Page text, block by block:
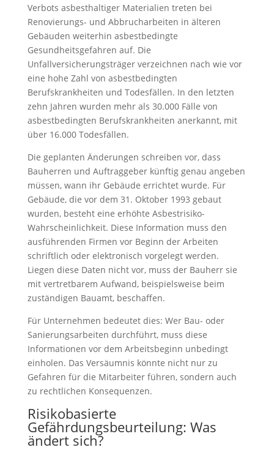
Verbots asbesthaltiger Materialien treten bei
Renovierungs- und Abbrucharbeiten in älteren
Gebäuden weiterhin asbestbedingte
Gesundheitsgefahren auf. Die
Unfallversicherungsträger verzeichnen nach wie vor
eine hohe Zahl von asbestbedingten
Berufskrankheiten und Todesfällen. In den letzten
zehn Jahren wurden mehr als 30.000 Fälle von
asbestbedingten Berufskrankheiten anerkannt, mit
über 16.000 Todesfällen.
Die geplanten Änderungen schreiben vor, dass
Bauherren und Auftraggeber künftig genau angeben
müssen, wann ihr Gebäude errichtet wurde. Für
Gebäude, die vor dem 31. Oktober 1993 gebaut
wurden, besteht eine erhöhte Asbestrisiko-
Wahrscheinlichkeit. Diese Information muss den
ausführenden Firmen vor Beginn der Arbeiten
schriftlich oder elektronisch vorgelegt werden.
Liegen diese Daten nicht vor, muss der Bauherr sie
mit vertretbarem Aufwand, beispielsweise beim
zuständigen Bauamt, beschaffen.
Für Unternehmen bedeutet dies: Wer Bau- oder
Sanierungsarbeiten durchführt, muss diese
Informationen vor dem Arbeitsbeginn unbedingt
einholen. Das Versäumnis könnte nicht nur zu
Gefahren für die Mitarbeiter führen, sondern auch
zu rechtlichen Konsequenzen.
Risikobasierte
Gefährdungsbeurteilung: Was
ändert sich?